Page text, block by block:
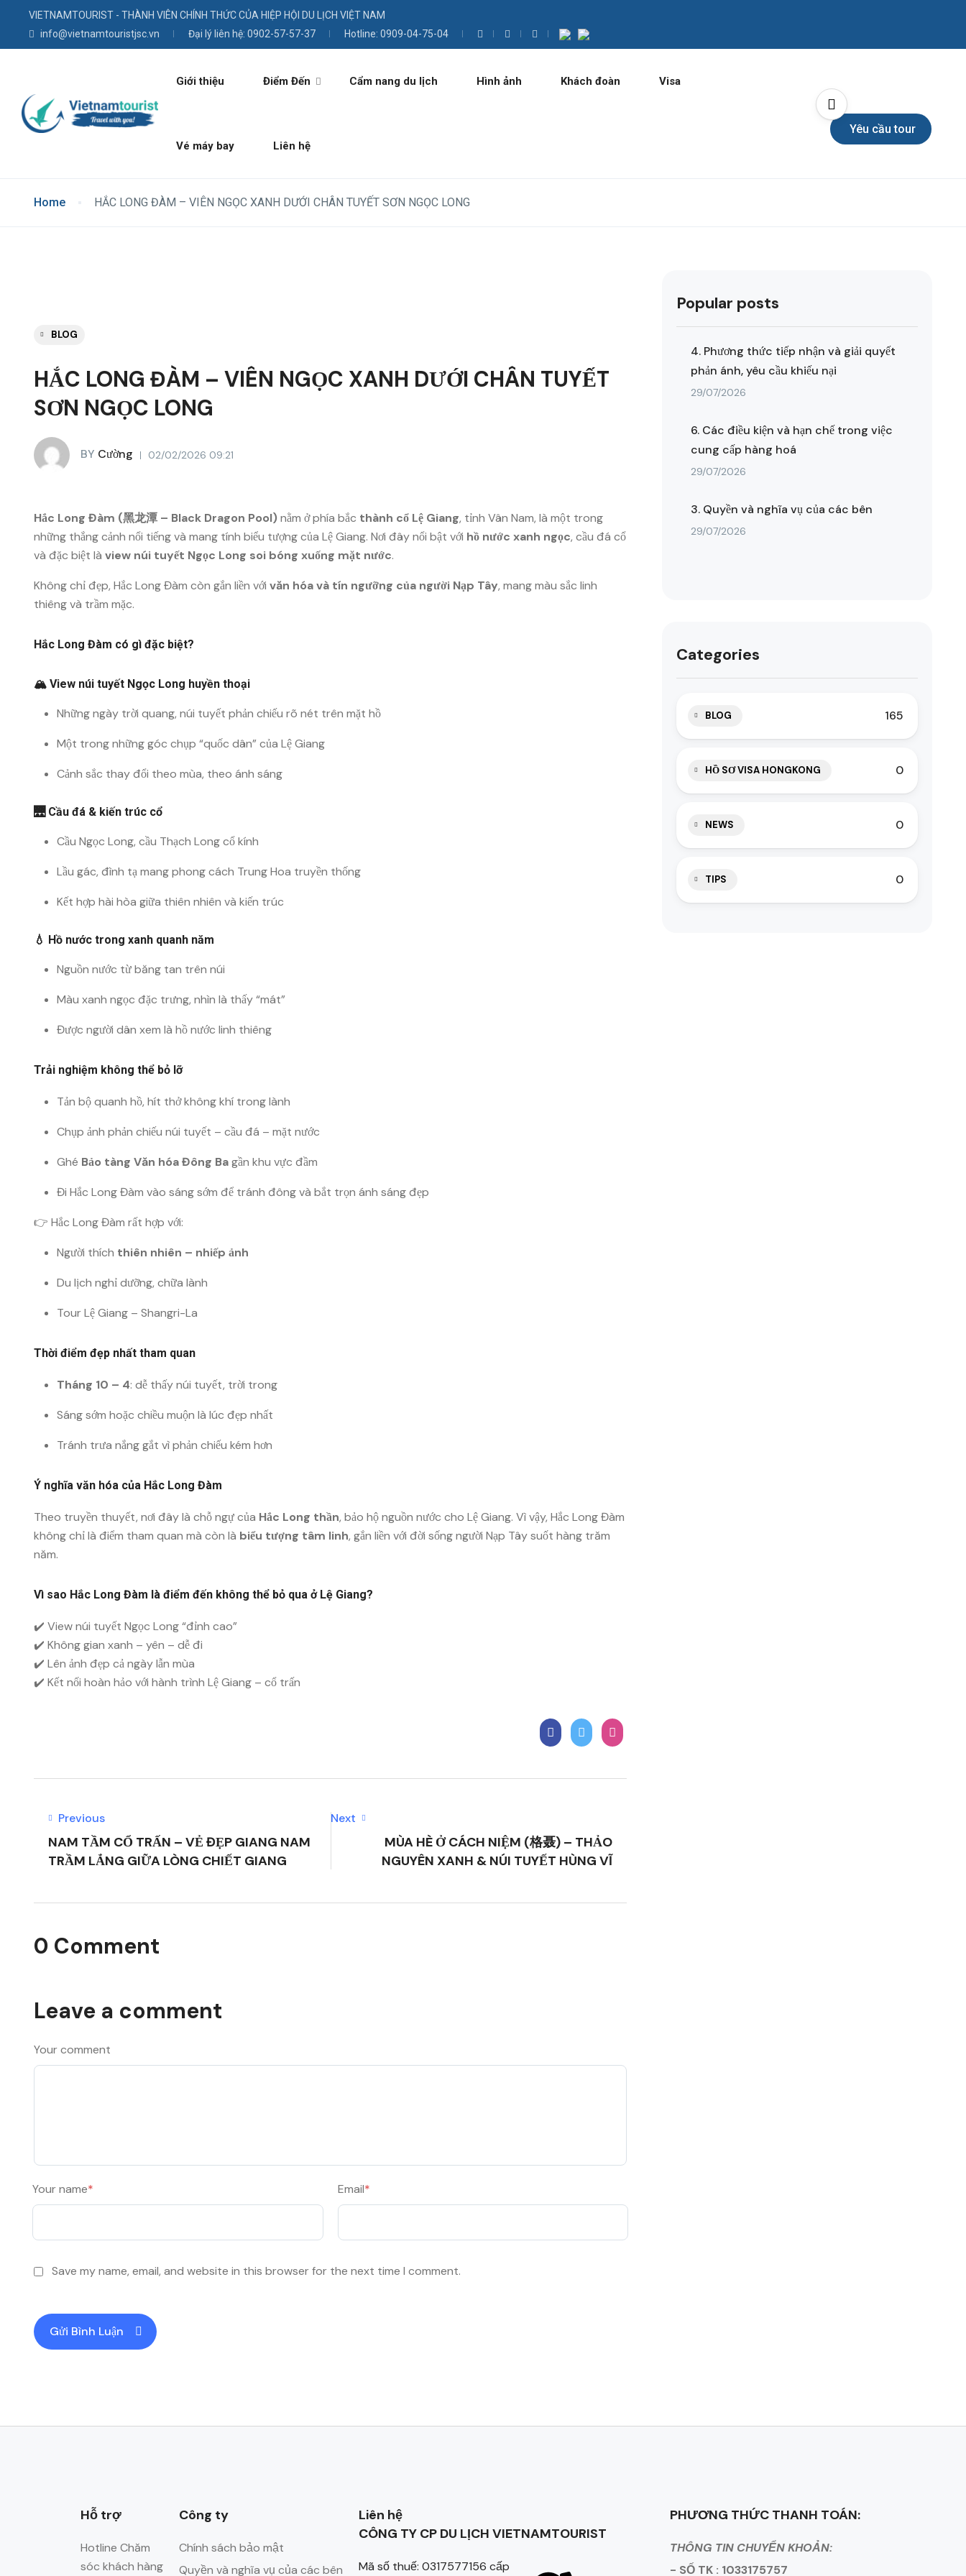
VIETNAMTOURIST - THÀNH VIÊN CHÍNH THỨC CỦA HIỆP HỘI DU LỊCH VIỆT NAM
info@vietnamtouristjsc.vn
Đại lý liên hệ: 0902-57-57-37 Hotline: 0909-04-75-04
Giới thiệu Điểm Đến Cẩm nang du lịch Hình ảnh Khách đoàn Visa
Vé máy bay Liên hệ
Yêu cầu tour
Home HẮC LONG ĐÀM – VIÊN NGỌC XANH DƯỚI CHÂN TUYẾT SƠN NGỌC LONG
BLOG
HẮC LONG ĐÀM – VIÊN NGỌC XANH DƯỚI CHÂN TUYẾT
SƠN NGỌC LONG
BY Cường 02/02/2026 09:21
Hắc Long Đàm (黑龙潭 – Black Dragon Pool)nằm ở phía bắc thành cổ Lệ Giang, tỉnh Vân Nam, là một trong
những thắng cảnh nổi tiếng và mang tính biểu tượng của Lệ Giang. Nơi đây nổi bật với hồ nước xanh ngọc, cầu đá cổ
và đặc biệt là view núi tuyết Ngọc Long soi bóng xuống mặt nước.
Không chỉ đẹp, Hắc Long Đàm còn gắn liền với văn hóa và tín ngưỡng của người Nạp Tây, mang màu sắc linh
thiêng và trầm mặc.
Hắc Long Đàm có gì đặc biệt?
🏔️ View núi tuyết Ngọc Long huyền thoại
Những ngày trời quang, núi tuyết phản chiếu rõ nét trên mặt hồ
Một trong những góc chụp “quốc dân” của Lệ Giang
Cảnh sắc thay đổi theo mùa, theo ánh sáng
🌉 Cầu đá & kiến trúc cổ
Cầu Ngọc Long, cầu Thạch Long cổ kính
Lầu gác, đình tạ mang phong cách Trung Hoa truyền thống
Kết hợp hài hòa giữa thiên nhiên và kiến trúc
💧 Hồ nước trong xanh quanh năm
Nguồn nước từ băng tan trên núi
Màu xanh ngọc đặc trưng, nhìn là thấy “mát”
Được người dân xem là hồ nước linh thiêng
Trải nghiệm không thể bỏ lỡ
Tản bộ quanh hồ, hít thở không khí trong lành
Chụp ảnh phản chiếu núi tuyết – cầu đá – mặt nước
Ghé Bảo tàng Văn hóa Đông Bagần khu vực đầm
Đi Hắc Long Đàm vào sáng sớm để tránh đông và bắt trọn ánh sáng đẹp
👉 Hắc Long Đàm rất hợp với:
Người thích thiên nhiên – nhiếp ảnh
Du lịch nghỉ dưỡng, chữa lành
Tour Lệ Giang – Shangri-La
Thời điểm đẹp nhất tham quan
Tháng 10 – 4: dễ thấy núi tuyết, trời trong
Sáng sớm hoặc chiều muộn là lúc đẹp nhất
Tránh trưa nắng gắt vì phản chiếu kém hơn
Ý nghĩa văn hóa của Hắc Long Đàm
Theo truyền thuyết, nơi đây là chỗ ngự của Hắc Long thần, bảo hộ nguồn nước cho Lệ Giang. Vì vậy, Hắc Long Đàm
không chỉ là điểm tham quan mà còn là biểu tượng tâm linh, gắn liền với đời sống người Nạp Tây suốt hàng trăm
năm.
Vì sao Hắc Long Đàm là điểm đến không thể bỏ qua ở Lệ Giang?
✔️ View núi tuyết Ngọc Long “đỉnh cao”
✔️ Không gian xanh – yên – dễ đi
✔️ Lên ảnh đẹp cả ngày lẫn mùa
✔️ Kết nối hoàn hảo với hành trình Lệ Giang – cổ trấn
Previous
NAM TẦM CỔ TRẤN – VẺ ĐẸP GIANG NAM
TRẦM LẮNG GIỮA LÒNG CHIẾT GIANG
Next
MÙA HÈ Ở CÁCH NIỆM (格聂) – THẢO
NGUYÊN XANH & NÚI TUYẾT HÙNG VĨ
0 Comment
Leave a comment
Your comment
Your name* Email*
Save my name, email, and website in this browser for the next time I comment.
Popular posts
4. Phương thức tiếp nhận và giải quyết
phản ánh, yêu cầu khiếu nại
29/07/2026
6. Các điều kiện và hạn chế trong việc
cung cấp hàng hoá
29/07/2026
3. Quyền và nghĩa vụ của các bên
29/07/2026
Categories
BLOG 165
HỒ SƠ VISA HONGKONG 0
NEWS 0
TIPS 0
Hỗ trợ
Hotline Chăm
sóc khách hàng
Công ty
Chính sách bảo mật
Quyền và nghĩa vụ của các bên
Liên hệ
CÔNG TY CP DU LỊCH VIETNAMTOURIST
Mã số thuế: 0317577156 cấp
PHƯƠNG THỨC THANH TOÁN:
THÔNG TIN CHUYỂN KHOẢN:
- SỐ TK : 1033175757